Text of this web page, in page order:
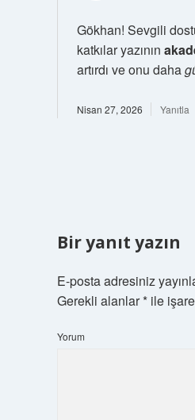
Gökhan! Sevgili
katkılar yazının
artırdı ve onu daha
Nisan 27, 2026 Yanıtla
Bir yanıt yazın
E-posta adresiniz
Gerekli alanlar*ile
Yorum